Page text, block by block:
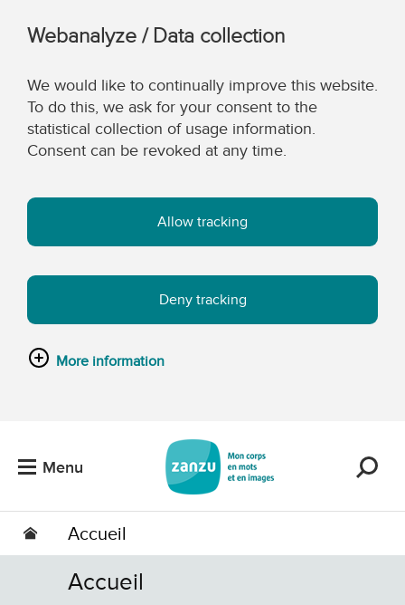
Webanalyze / Data collection
We would like to continually improve this website.
To do this, we ask for your consent to the
statistical collection of usage information.
Consent can be revoked at any time.
Allow tracking
Deny tracking
More information
Menu
Accueil
Accueil